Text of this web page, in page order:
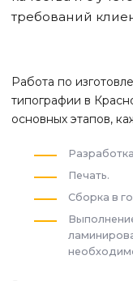
требований
Работа по
типографии в
основных этапов,
Печать.
Сборка в